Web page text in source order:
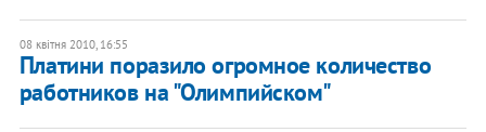
08 квітня 2010, 16:55
Платини поразило огромное количество
работников на "Олимпийском"